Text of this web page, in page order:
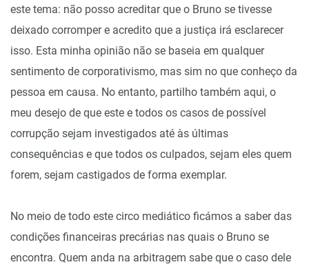
este tema: não posso acreditar que o Bruno se tivesse
deixado corromper e acredito que a justiça irá esclarecer
isso. Esta minha opinião não se baseia em qualquer
sentimento de corporativismo, mas sim no que conheço da
pessoa em causa. No entanto, partilho também aqui, o
meu desejo de que este e todos os casos de possível
corrupção sejam investigados até às últimas
consequências e que todos os culpados, sejam eles quem
forem, sejam castigados de forma exemplar.
No meio de todo este circo mediático ficámos a saber das
condições financeiras precárias nas quais o Bruno se
encontra. Quem anda na arbitragem sabe que o caso dele